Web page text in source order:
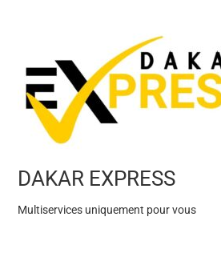
DAKAR EXPRESS
Multiservices uniquement pour vous